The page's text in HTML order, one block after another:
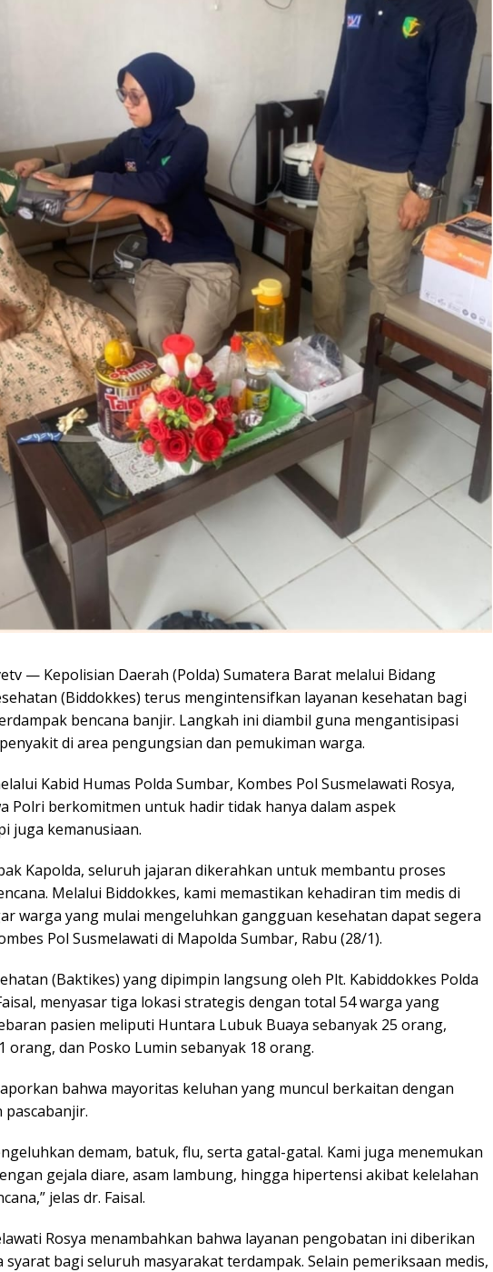
— Kepolisian Daerah (Polda) Sumatera Barat melalui Bidang
(Biddokkes) terus mengintensifkan layanan kesehatan bagi
bencana banjir. Langkah ini diambil guna mengantisipasi
di area pengungsian dan pemukiman warga.
Kabid Humas Polda Sumbar, Kombes Pol Susmelawati Rosya,
Polri berkomitmen untuk hadir tidak hanya dalam aspek
juga kemanusiaan.
Kapolda, seluruh jajaran dikerahkan untuk membantu proses
Melalui Biddokkes, kami memastikan kehadiran tim medis di
warga yang mulai mengeluhkan gangguan kesehatan dapat segera
Pol Susmelawati di Mapolda Sumbar, Rabu (28/1).
(Baktikes) yang dipimpin langsung oleh Plt. Kabiddokkes Polda
menyasar tiga lokasi strategis dengan total 54 warga yang
pasien meliputi Huntara Lubuk Buaya sebanyak 25 orang,
orang, dan Posko Lumin sebanyak 18 orang.
bahwa mayoritas keluhan yang muncul berkaitan dengan
demam, batuk, flu, serta gatal-gatal. Kami juga menemukan
gejala diare, asam lambung, hingga hipertensi akibat kelelahan
jelas dr. Faisal.
Rosya menambahkan bahwa layanan pengobatan ini diberikan
bagi seluruh masyarakat terdampak. Selain pemeriksaan medis,